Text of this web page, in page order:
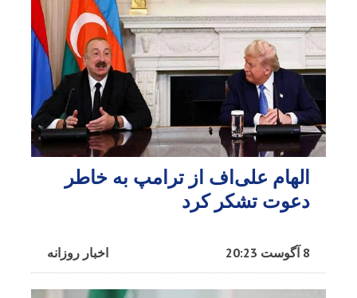
الهام علی‌اف از ترامپ به خاطر
دعوت تشکر کرد
اخبار روزانه 8 آگوست 20:23